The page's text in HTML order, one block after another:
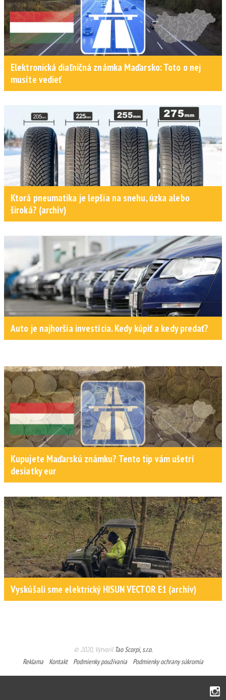
Elektronická diaľničná známka Maďarsko: Toto o nej
musíte vedieť
Ktorá pneumatika je lepšia na snehu, úzka alebo
široká? (archív)
Auto je najhoršia investícia. Kedy kúpiť a kedy predať?
Kupujete Maďarskú známku? Tento tip vám ušetrí
desiatky eur
Vyskúšali sme elektrický HISUN VECTOR E1 (archív)
© 2020, Vytvoril Tao Scorpi, s.r.o.
Reklama
Kontakt Podmienky používania Podmienky ochrany súkromia
Instagram